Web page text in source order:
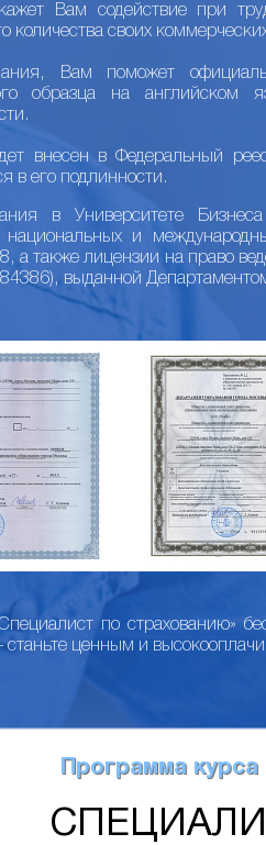
Вам содействие при
количества своих
Вам поможет
образца на английском
внесен в Федеральный
в его подлинности.
в Университете Бизнеса
национальных и
лицензии на право
выданной
по страхованию»
ценным и
Программа курса